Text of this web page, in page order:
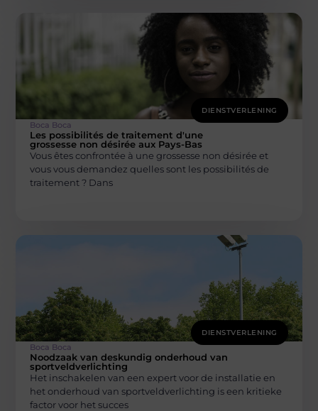
DIENSTVERLENING
Boca Boca
Les possibilités de traitement d'une
grossesse non désirée aux Pays-Bas
Vous êtes confrontée à une grossesse non désirée et
vous vous demandez quelles sont les possibilités de
traitement ? Dans
DIENSTVERLENING
Boca Boca
Noodzaak van deskundig onderhoud van
sportveldverlichting
Het inschakelen van een expert voor de installatie en
het onderhoud van sportveldverlichting is een kritieke
factor voor het succes